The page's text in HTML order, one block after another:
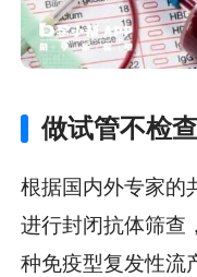
做试管不检
根据国内外专家的
进行封闭抗体筛查
种免疫型复发性流